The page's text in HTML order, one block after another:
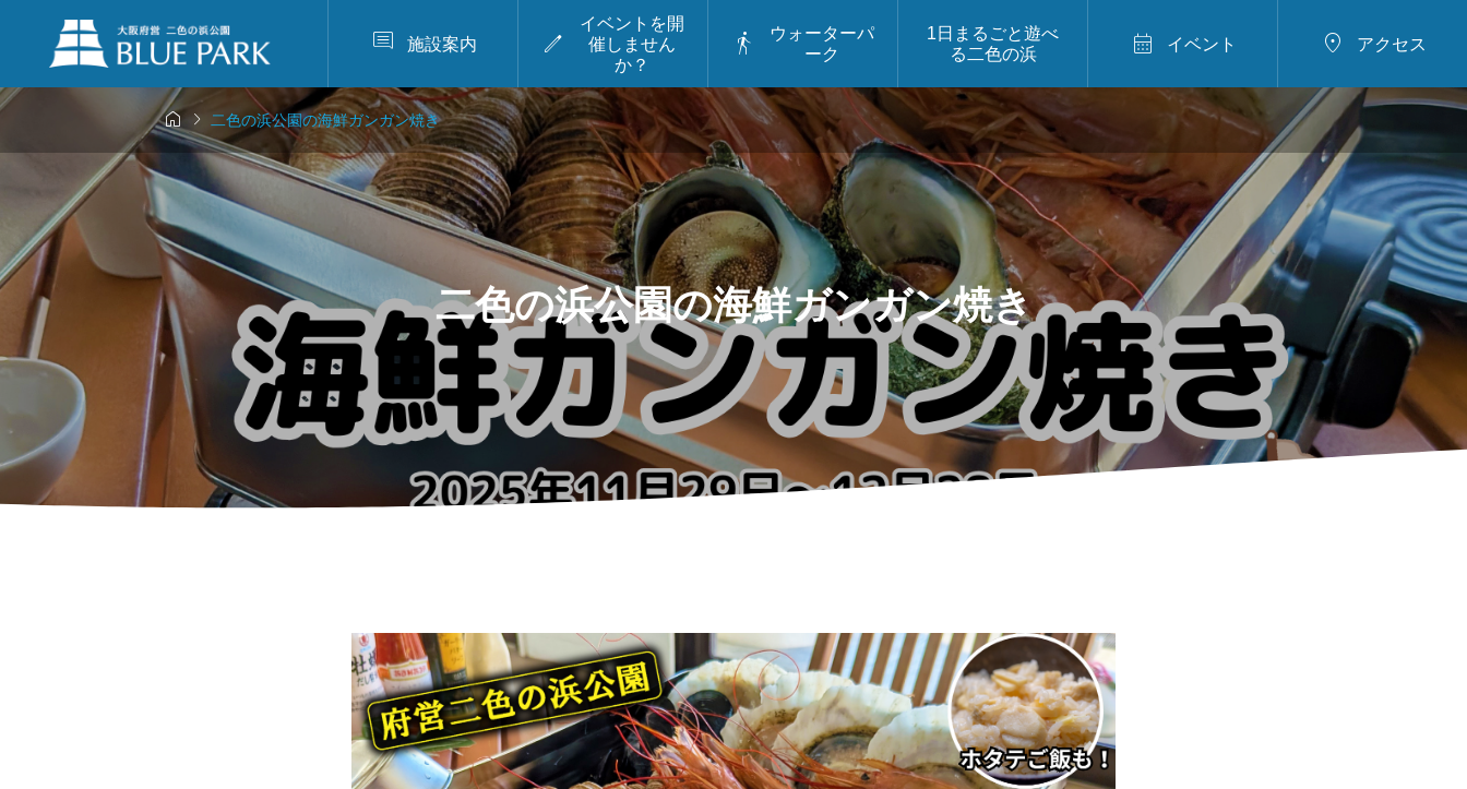
 施設案内 
イベントを開
催しません
か？

ウォーターパ
ーク
1日まるごと遊べ
る二色の浜
 イベント  アクセス
ーバーと遊ぼ
2026年7月18日～8月23日
二色の浜海水浴場＆二
色の浜ウォーターパー
ク
定期開催
上井製作所ビーチクリ
ーンキャンペーンin二
色の浜
定期開催
ライフセーバーと遊ぼ
うin二色の浜
 二色の浜公園の海鮮ガンガン焼き
二色の浜公園の海鮮ガンガン焼き